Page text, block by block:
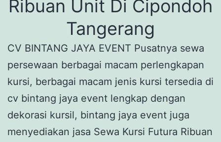
Ribuan Unit Di Cipondoh
Tangerang
CV BINTANG JAYA EVENT Pusatnya sewa
persewaan berbagai macam perlengkapan
kursi, berbagai macam jenis kursi tersedia di
cv bintang jaya event lengkap dengan
dekorasi kursil, bintang jaya event juga
menyediakan jasa Sewa Kursi Futura Ribuan